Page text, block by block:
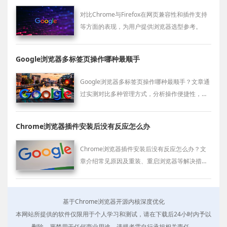
对比Chrome与Firefox在网页兼容性和插件支持
等方面的表现，为用户提供浏览器选型参考。
Google浏览器多标签页操作哪种最顺手
Google浏览器多标签页操作哪种最顺手？文章通
过实测对比多种管理方式，分析操作便捷性，帮
Chrome浏览器插件安装后没有反应怎么办
Chrome浏览器插件安装后没有反应怎么办？文
章介绍常见原因及重装、重启浏览器等解决措
基于Chrome浏览器开源内核深度优化
本网站所提供的软件仅限用于个人学习和测试，请在下载后24小时内予以